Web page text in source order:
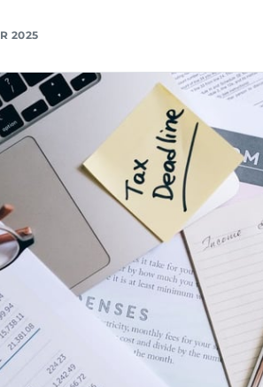
2025